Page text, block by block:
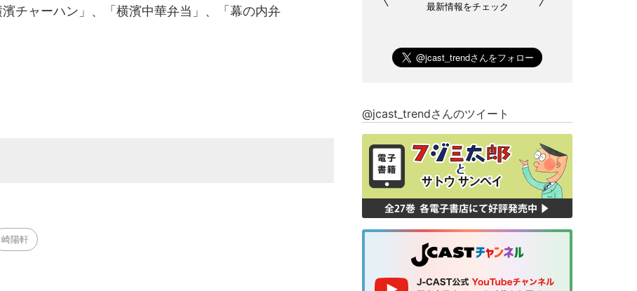
チャーハン」、「横濱中華弁当」、「幕の内弁
崎陽軒
最新情報をチェック
@jcast_trendさんのツイート